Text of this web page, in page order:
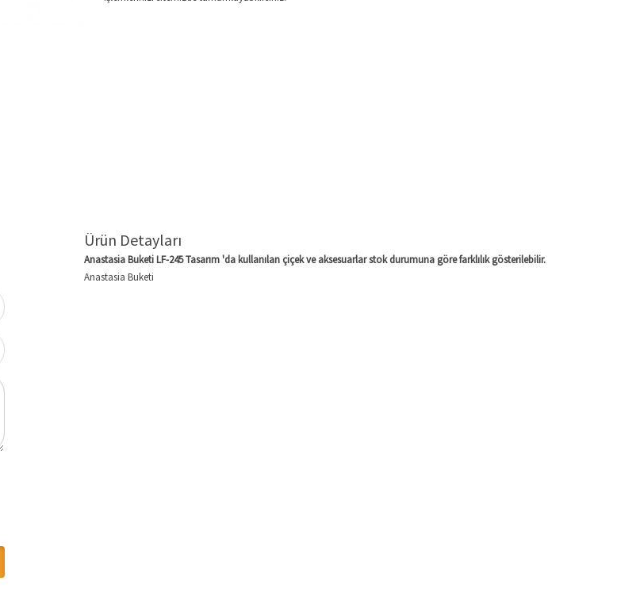
Ürün Detayları
Anastasia Buketi LF-245 Tasarım 'da kullanılan çiçek ve aksesuarlar stok durumuna göre farklılık gösterilebilir.
Anastasia Buketi